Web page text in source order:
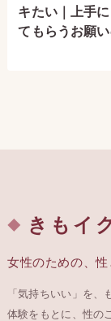
キたい｜上手
てもらうお願
きもイ
女性のための、性
「気持ちいい」を
体験をもとに、性の